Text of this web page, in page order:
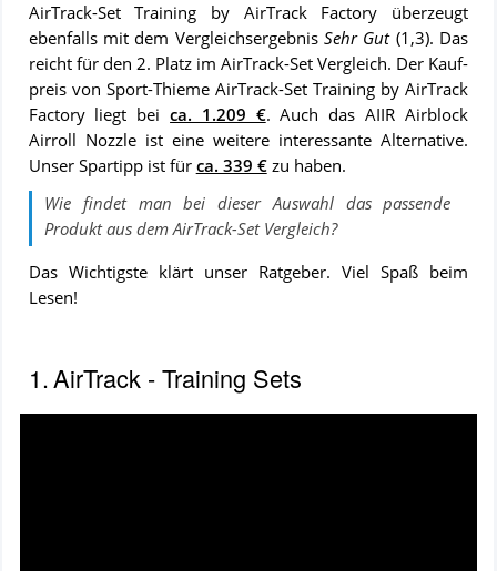
AirTrack-Set Training by AirTrack Factory über­zeugt
ebenfalls mit dem Ver­gleich­s­er­geb­nis Sehr Gut(1,3). Das
reicht für den 2. Platz im AirTrack-Set Vergleich. Der Kauf­
preis von Sport-Thieme AirTrack-Set Training by AirTrack
Factory liegt beica. 1.209 €. Auch das AIIR Airblock
Airroll Nozzle ist eine wei­te­re in­ter­es­san­te Al­ter­na­ti­ve.
Unser Spartipp ist für ca. 339 €zu ha­ben.
Wie findet man bei dieser Auswahl das passende
Produkt aus demAirTrack-Set Vergleich?
Das Wichtigste klärt unser Ratgeber. Viel Spaß beim
Lesen!
INHALTSVERZEICHNIS
AirTrack
1.AirTrack - Training Sets